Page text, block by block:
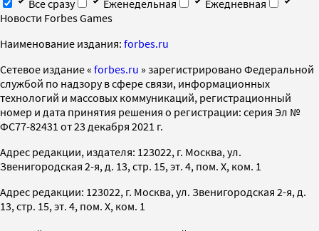
Все сразу
Еженедельная
Ежедневная
Новости Forbes Games
Наименование издания: forbes.ru
Cетевое издание « forbes.ru » зарегистрировано Федеральной
службой по надзору в сфере связи, информационных
технологий и массовых коммуникаций, регистрационный
номер и дата принятия решения о регистрации: серия Эл №
ФС77-82431 от 23 декабря 2021 г.
Адрес редакции, издателя: 123022, г. Москва, ул.
Звенигородская 2-я, д. 13, стр. 15, эт. 4, пом. X, ком. 1
Адрес редакции: 123022, г. Москва, ул. Звенигородская 2-я, д.
13, стр. 15, эт. 4, пом. X, ком. 1